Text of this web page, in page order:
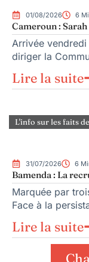
01/08/2026 6
Cameroun :
Arrivée
diriger la
Lire la suite
L'info sur les faits
31/07/2026 6
Bamenda : La
Marquée par
Face à la
Lire la suite